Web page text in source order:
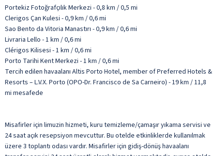
Portekiz Fotoğrafçılık Merkezi - 0,8 km / 0,5 mi
Clerigos Çan Kulesi - 0,9 km / 0,6 mi
Sao Bento da Vitoria Manastırı - 0,9 km / 0,6 mi
Livraria Lello - 1 km / 0,6 mi
Clérigos Kilisesi - 1 km / 0,6 mi
Porto Tarihi Kent Merkezi - 1 km / 0,6 mi
Tercih edilen havaalanı Altis Porto Hotel, member of Preferred Hotels &
Resorts – L.V.X. Porto (OPO-Dr. Francisco de Sa Carneiro) - 19 km / 11,8
mi mesafede
Misafirler için limuzin hizmeti, kuru temizleme/çamaşır yıkama servisi ve
24 saat açık resepsiyon mevcuttur. Bu otelde etkinliklerde kullanılmak
üzere 3 toplantı odası vardır. Misafirler için gidiş-dönüş havaalanı